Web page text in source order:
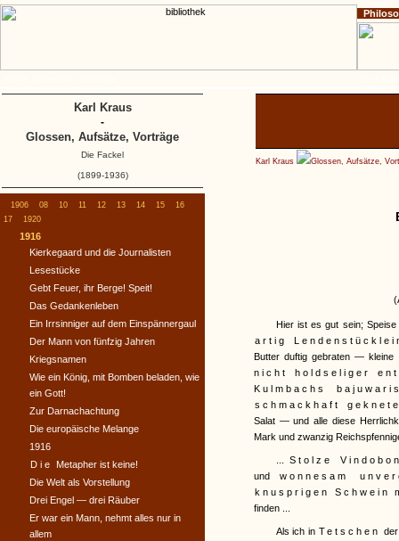
Karl Kraus Glossen, Aufsätze,
Hier ist es gut sein;
artig
Butter duftig gebraten —
nicht holdseliger
Kulmbachs
schmackhaft
Salat — und alle diese
Mark und zwanzig
Stolze
und wonnesam
knusprigen Schwein
finden ...
Als ich in Tetschen
1906 08 10 11 12 13 14 15
16
17
1920
1916
Kierkegaard und die Journalisten
Lesestücke
Gebt Feuer, ihr Berge! Speit!
Das Gedankenleben
Ein Irrsinniger auf dem Einspännergaul
Der Mann von fünfzig Jahren
Kriegsnamen
Wie ein König, mit Bomben beladen, wie
ein Gott!
Zur Darnachachtung
Die europäische Melange
1916
Die Metapher ist keine!
Die Welt als Vorstellung
Drei Engel — drei Räuber
Er war ein Mann, nehmt alles nur in
allem
Karl Kraus
-
Glossen, Aufsätze, Vorträge
Die Fackel
(1899-1936)